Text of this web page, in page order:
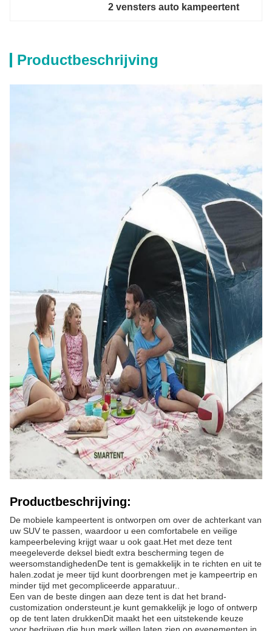
2 vensters auto kampeertent
Productbeschrijving
Productbeschrijving:
De mobiele kampeertent is ontworpen om over de achterkant van
uw SUV te passen, waardoor u een comfortabele en veilige
kampeerbeleving krijgt waar u ook gaat.Het met deze tent
meegeleverde deksel biedt extra bescherming tegen de
weersomstandighedenDe tent is gemakkelijk in te richten en uit te
halen.zodat je meer tijd kunt doorbrengen met je kampeertrip en
minder tijd met gecompliceerde apparatuur..
Een van de beste dingen aan deze tent is dat het brand-
customization ondersteunt.je kunt gemakkelijk je logo of ontwerp
op de tent laten drukkenDit maakt het een uitstekende keuze